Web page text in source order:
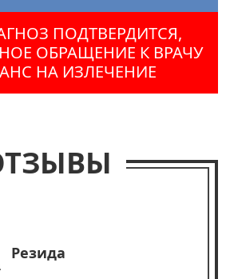
ПОДТВЕРДИТСЯ,
ОБРАЩЕНИЕ К ВРАЧУ
НА ИЗЛЕЧЕНИЕ
Резида